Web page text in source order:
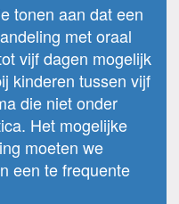
tonen aan dat een
met oraal
vijf dagen mogelijk
kinderen tussen vijf
die niet onder
Het mogelijke
moeten we
een te frequente